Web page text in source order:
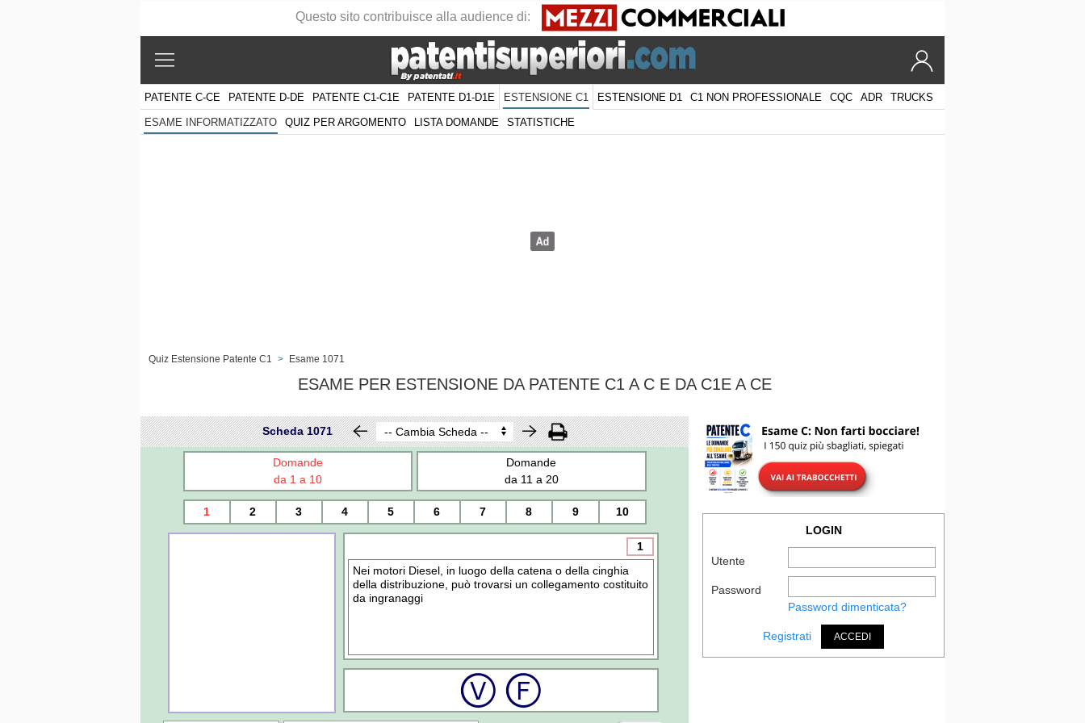
PATENTE C-CE PATENTE D-DE PATENTE C1-C1E PATENTE D1-D1E ESTENSIONE C1 ESTENSIONE D1 C1 NON PROFESSIONALE CQC ADR TRUCKS
ESAME INFORMATIZZATO QUIZ PER ARGOMENTO LISTA DOMANDE STATISTICHE
Quiz Estensione Patente C1 > Esame 1071
ESAME PER ESTENSIONE DA PATENTE C1 A C E DA C1E A CE
Scheda 1071
Domande
da 1 a 10
Domande
da 11 a 20
1 2 3 4 5 6 7 8 9 10
1
Nei motori Diesel, in luogo della catena o della cinghia
della distribuzione, può trovarsi un collegamento costituito
da ingranaggi
LOGIN
Utente
Password
Password dimenticata?
Registrati ACCEDI
Questo sito contribuisce alla audience di: